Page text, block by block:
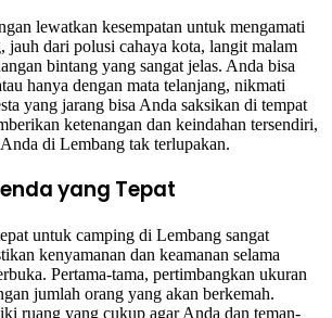
lewatkan kesempatan untuk mengamati
jauh dari polusi cahaya kota, langit malam
bintang yang sangat jelas. Anda bisa
hanya dengan mata telanjang, nikmati
yang jarang bisa Anda saksikan di tempat
ketenangan dan keindahan tersendiri,
di Lembang tak terlupakan.
yang Tepat
untuk camping di Lembang sangat
kenyamanan dan keamanan selama
Pertama-tama, pertimbangkan ukuran
jumlah orang yang akan berkemah.
ruang yang cukup agar Anda dan teman-